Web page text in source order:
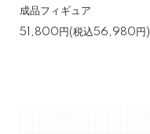
成品フィギュア
51,800円(税込56,980円)